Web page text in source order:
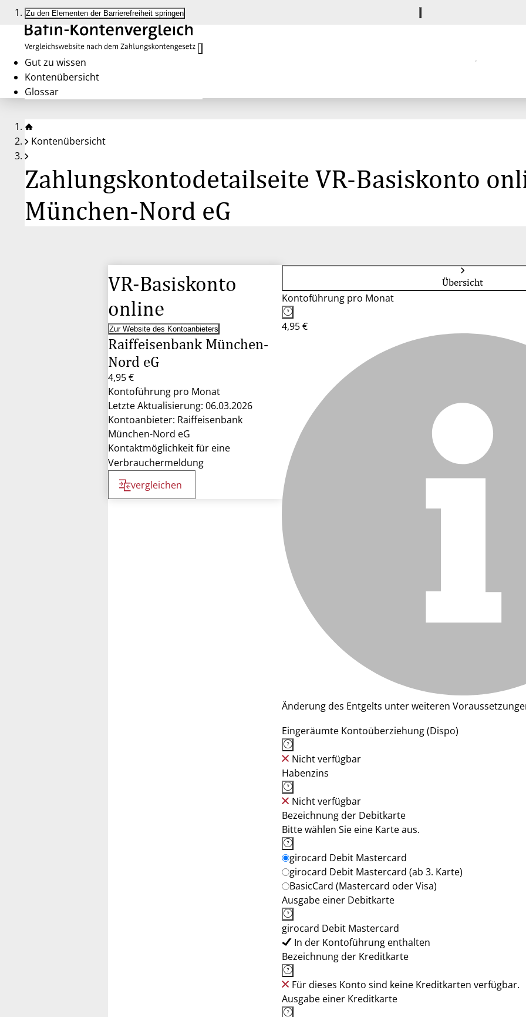
Zu den Elementen der Barrierefreiheit springen
Gut zu wissen
Kontenübersicht
Glossar
Kontenübersicht
Zahlungskontodetailseite VR-Basiskonto
München-Nord eG
VR-Basiskonto
online
Zur Website des Kontoanbieters
Raiffeisenbank München-
Nord eG
4,95 €
Kontoführung pro Monat
Letzte Aktualisierung: 06.03.2026
Kontoanbieter: Raiffeisenbank
München-Nord eG
Kontaktmöglichkeit für eine
Verbrauchermeldung
vergleichen
Übersicht
Kontoführung pro Monat
4,95 €
Änderung des Entgelts unter weiteren
Eingeräumte Kontoüberziehung (Dispo)
Nicht verfügbar
Habenzins
Nicht verfügbar
Bezeichnung der Debitkarte
Bitte wählen Sie eine Karte aus.
girocard Debit Mastercard
girocard Debit Mastercard (ab 3. Karte)
BasicCard (Mastercard oder Visa)
Ausgabe einer Debitkarte
girocard Debit Mastercard
In der Kontoführung enthalten
Bezeichnung der Kreditkarte
Für dieses Konto sind keine Kreditkarten verfügbar.
Ausgabe einer Kreditkarte